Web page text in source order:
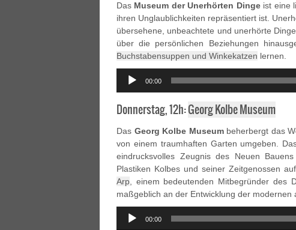
Das Museum der Unerhörten Dingeist eine
ihren Unglaublichkeiten repräsentiert ist.
übersehene, unbeachtete und unerhörte
über die persönlichen Beziehungen
Buchstabensuppen und Winkekatzen lernen.
Audio
Player
00:00
Donnerstag, 12h:Georg Kolbe Museum
Das Georg Kolbe Museumbeherbergt das
von einem traumhaften Garten umgeben.
eindrucksvolles Zeugnis des Neuen
Plastiken Kolbes und seiner Zeitgenossen
Arp , einem bedeutenden Mitbegründer des
maßgeblich an der Entwicklung der modernen
Audio
Player
00:00